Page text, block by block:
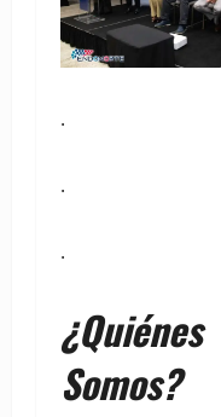
.
.
.
¿Quiénes
Somos?